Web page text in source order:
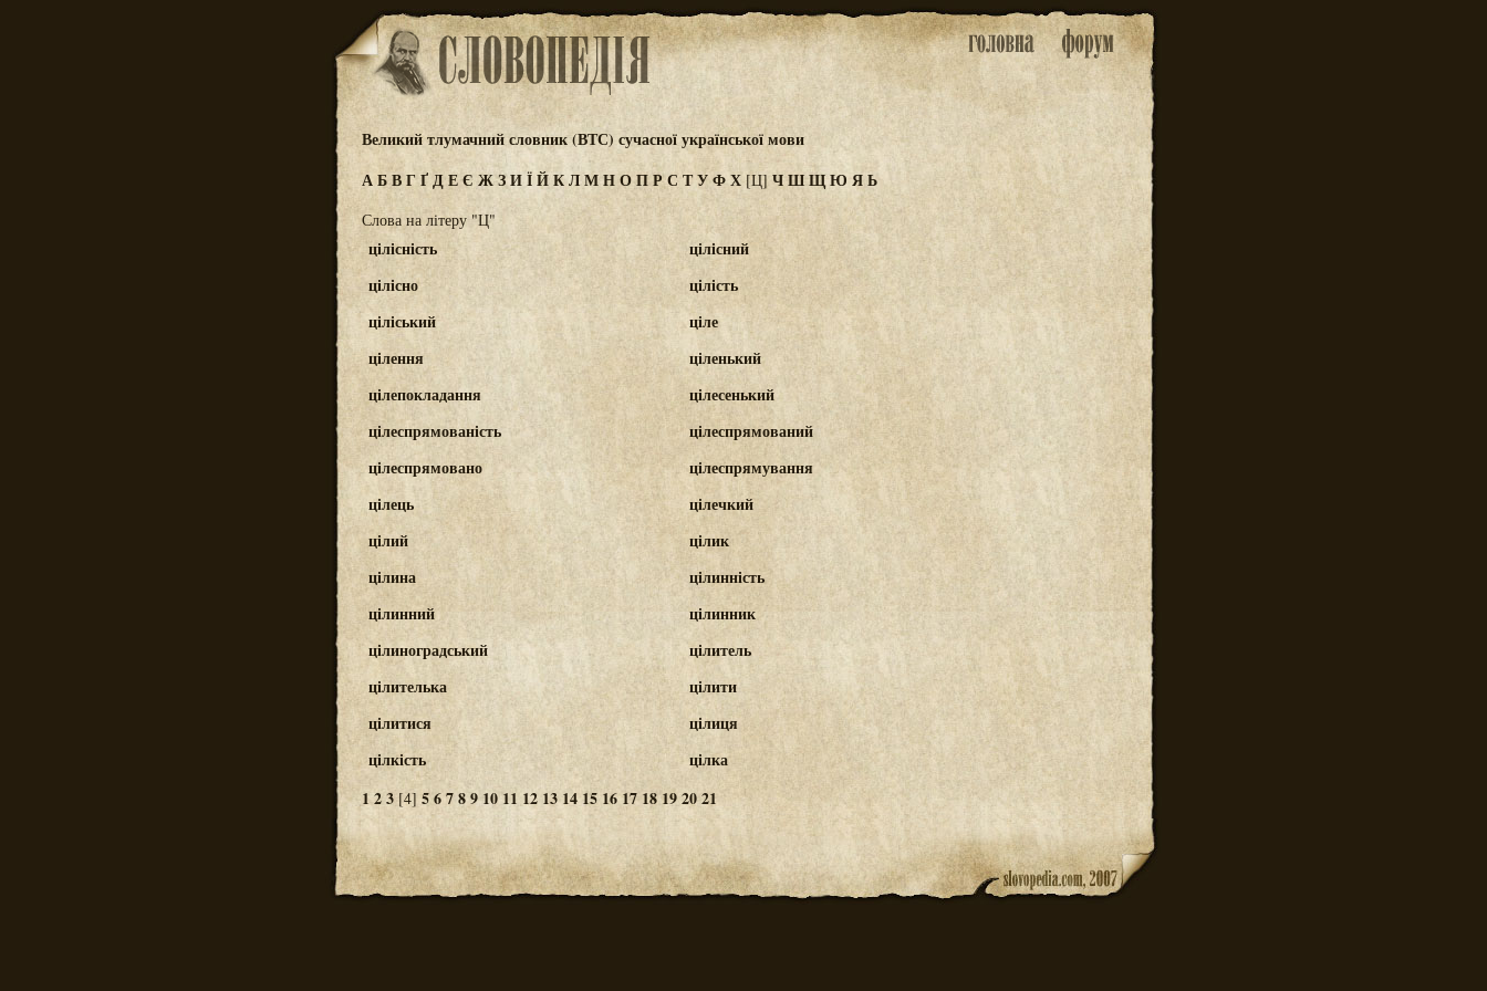
Великий тлумачний словник (ВТС) сучасної української мови
АБВГҐДЕЄ ЖЗИЇЙКЛМНОПРС ТУФХ [Ц] ЧШЩЮ ЯЬ
Слова на літеру "Ц"
цілісність
цілісний
цілісно
цілість
ціліський
ціле
цілення
ціленький
цілепокладання
цілесенький
цілеспрямованість
цілеспрямований
цілеспрямовано
цілеспрямування
цілець
цілечкий
цілий
цілик
цілина
цілинність
цілинний
цілинник
цілиноградський
цілитель
цілителька
цілити
цілитися
цілиця
цілкість
цілка
1 23 [4]56789 10 11 12 13 14 15 16 17 18 192021